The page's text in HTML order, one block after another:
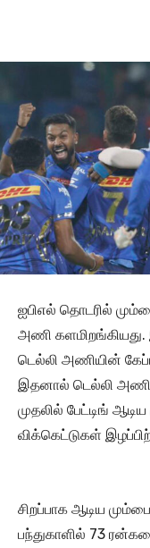
ஐபிஎல் தொடரில்
அணி
டெல்லி அணியின்
இதனால் டெல்லி
முதலில் பேட்டிங்
விக்கெட்டுகள்
சிறப்பாக ஆடிய
பந்துகாளில் 73